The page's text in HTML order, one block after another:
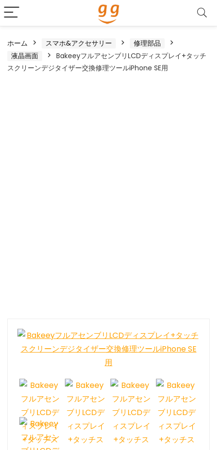
ホーム スマホ&アクセサリー
修理部品
液晶画面
BakeeyフルアセンブリLCDディスプレイ+タッチ
スクリーンデジタイザー交換修理ツールiPhone SE用